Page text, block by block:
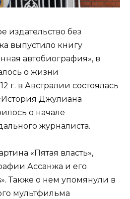
издательство без
выпустило книгу
автобиография», в
о жизни
г. в Австралии состоялась
Джулиана
о начале
журналиста.
«Пятая власть»,
Ассанжа и его
Также о нем упомянули в
мультфильма